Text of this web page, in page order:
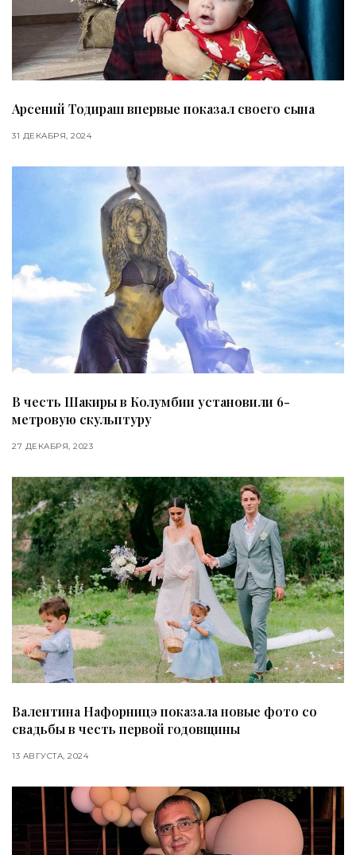
Арсений Тодираш впервые показал своего сына
31 ДЕКАБРЯ, 2024
В честь Шакиры в Колумбии установили 6-
метровую скульптуру
27 ДЕКАБРЯ, 2023
Валентина Нафорницэ показала новые фото со
свадьбы в честь первой годовщины
13 АВГУСТА, 2024